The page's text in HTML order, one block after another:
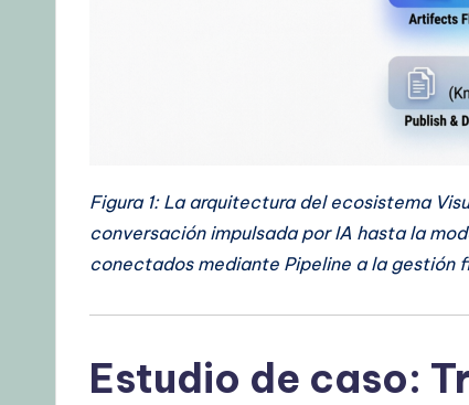
Figura 1: La arquitectura del ecosistema
conversación impulsada por IA hasta la
conectados mediante Pipeline a la gestión
Estudio de caso: